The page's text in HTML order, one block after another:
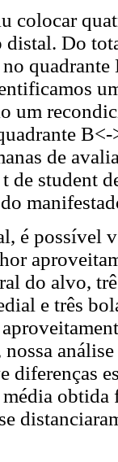
colocar
distal. Do
um
de
de student
é possível
do alvo,
e três
diferenças